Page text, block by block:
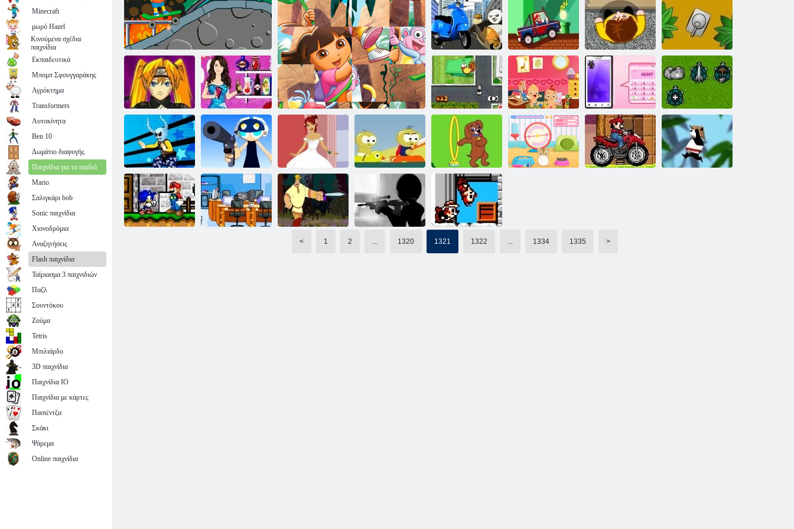
Πρόβατα κατά λύκοι
Bart επιβίβασης
Chick Adee
Κακοί:
Χριστουγεννιάτικο
δείπνο
Σφαίρες
φυστικοβουτύρου
Κυνήγι
Θησαυρού
Ben 10 αγώνας
Μπομπ
Σφουγγαράκης
Secret
Ντόρα Fun παζλ
Σκούτερ με
Mario βόλτα με
το φορτηγό 2
Drake και Josh Capture the Flag
Anime: Crush
Selena Gomez
αγάπη Mix
Νέα Υόρκη
κυκλοφορίας
Φύλαξη
Παιδιών
διακόσμηση
Ρύθμιση για την
αγάπη
Πόλεμος
χελώνα
Mad Dog: Το
κάλεσμα για την
καταπολέμηση
της
2112
Συνεργασία
Κεφάλαιο 1
Φόρεμα της
νύφης 2
Raft πολέμους
Κουτάβι Κόλπα
perrito
Chip και Dale:
< 1 2 ... 1320 1321 1322 ... 1334 1335 >
Minecraft
μωρό Hazel
Κινούμενα σχέδια
παιχνίδια
Εκπαιδευτικά
Μπομπ Σφουγγαράκης
Αγρόκτημα
Transformers
Αυτοκίνητα
Ben 10
Δωμάτιο διαφυγής
Παιχνίδια για τα παιδιά
Mario
Σαλιγκάρι bob
Sonic παιχνίδια
Χιονοδρόμια
Αναζητήσεις
Flash παιχνίδια
Ταίριασμα 3 παιχνιδιών
Παζλ
Σουντόκου
Ζούμα
Tetris
Μπιλιάρδο
3D παιχνίδια
Παιχνίδια IO
Παιχνίδια με κάρτες
Πασιέντζα
Σκάκι
Ψάρεμα
Online παιχνίδια